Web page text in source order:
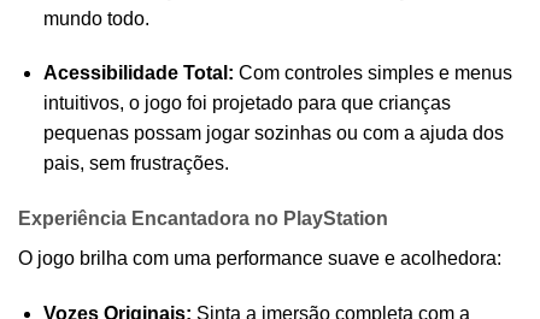
mundo todo.
Acessibilidade Total: Com controles simples e menus
intuitivos, o jogo foi projetado para que crianças
pequenas possam jogar sozinhas ou com a ajuda dos
pais, sem frustrações.
Experiência Encantadora no PlayStation
O jogo brilha com uma performance suave e acolhedora:
Vozes Originais: Sinta a imersão completa com a